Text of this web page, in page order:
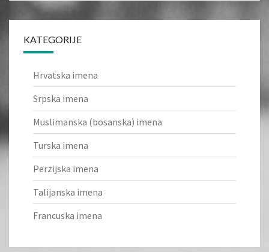
KATEGORIJE
Hrvatska imena
Srpska imena
Muslimanska (bosanska) imena
Turska imena
Perzijska imena
Talijanska imena
Francuska imena